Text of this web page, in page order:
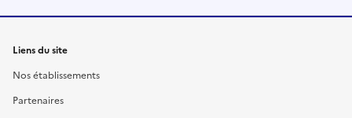
Liens du site
Nos établissements
Partenaires